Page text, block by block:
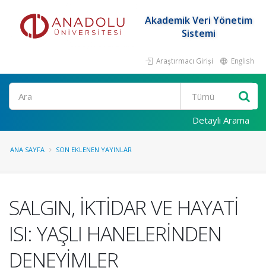
Akademik Veri Yönetim
Sistemi
Araştırmacı Girişi English
Ara
Detaylı Arama
ANA SAYFA SON EKLENEN YAYINLAR
SALGIN, İKTİDAR VE HAYATİ
ISI: YAŞLI HANELERİNDEN
DENEYİMLER